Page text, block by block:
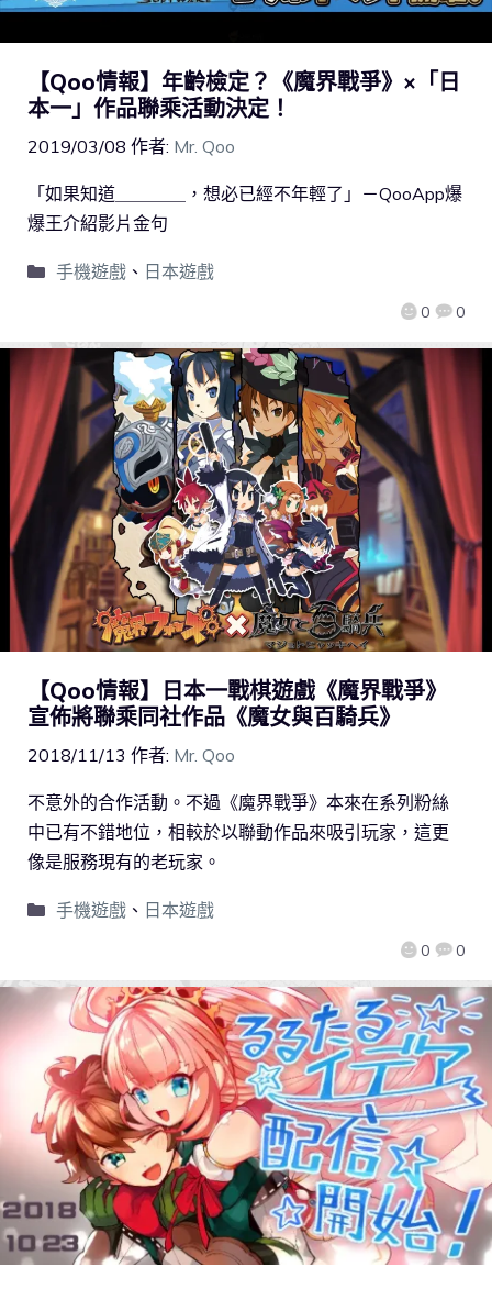
【Qoo情報】年齡檢定？《魔界戰爭》×「日
本一」作品聯乘活動決定！
2019/03/08 作者: Mr. Qoo
0 0
「如果知道＿＿＿＿，想必已經不年輕了」－QooApp爆
爆王介紹影片金句
手機遊戲、 日本遊戲
【Qoo情報】日本一戰棋遊戲《魔界戰爭》
宣佈將聯乘同社作品《魔女與百騎兵》
2018/11/13 作者: Mr. Qoo
0 0
不意外的合作活動。不過《魔界戰爭》本來在系列粉絲
中已有不錯地位，相較於以聯動作品來吸引玩家，這更
像是服務現有的老玩家。
手機遊戲、 日本遊戲